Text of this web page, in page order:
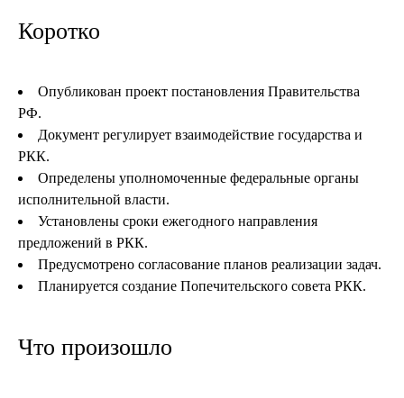
Коротко
Опубликован проект постановления Правительства
РФ.
Документ регулирует взаимодействие государства и
РКК.
Определены уполномоченные федеральные органы
исполнительной власти.
Установлены сроки ежегодного направления
предложений в РКК.
Предусмотрено согласование планов реализации задач.
Планируется создание Попечительского совета РКК.
Что произошло